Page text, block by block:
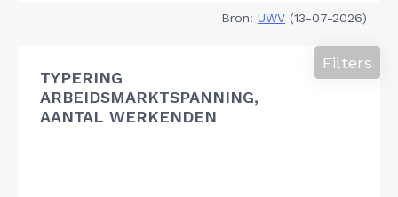
Bron: UWV (13-07-2026)
TYPERING
ARBEIDSMARKTSPANNING,
AANTAL WERKENDEN
Filters